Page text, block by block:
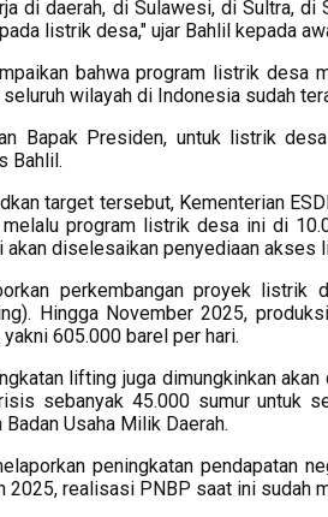
di daerah, di Sulawesi, di Sultra,
listrik desa," ujar Bahlil kepada
bahwa program listrik desa
wilayah di Indonesia sudah
Bapak Presiden, untuk listrik
Bahlil.
target tersebut, Kementerian
program listrik desa ini di
akan diselesaikan penyediaan akses
perkembangan proyek listrik
Hingga November 2025,
605.000 barel per hari.
lifting juga dimungkinkan
sebanyak 45.000 sumur untuk
Badan Usaha Milik Daerah.
peningkatan pendapatan
2025, realisasi PNBP saat ini sudah